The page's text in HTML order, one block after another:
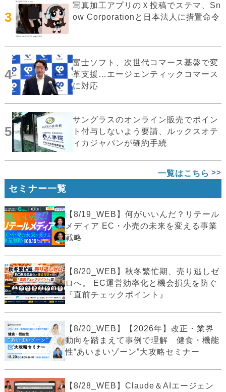
3
写真加工アプリのＸ投稿でステマ、Sn
ow Corporationと日本法人に措置命令
4
富士ソフト、次世代コマース基盤で変
革支援…エージェンティックコマース
に対応
5
サングラスのオンライン販売でポイン
ト付与しないよう要請、ルックスオテ
ィカジャパンが確約手続
一覧はこちら
セミナー一覧
【8/19_WEB】何がいいんだ？リテール
メディア EC・小売の未来を変える事業
戦略
【8/20_WEB】秋冬繁忙期、売り逃しゼ
ロへ。 EC運営効率化と機会損失を防ぐ
『直前チェックポイント』
【8/20_WEB】【2026年】改正・業界
動向を踏まえて事例で理解 健食・機能
性“あいまいゾーン”大攻略セミナー
【8/28_WEB】Claude＆AIエージェン